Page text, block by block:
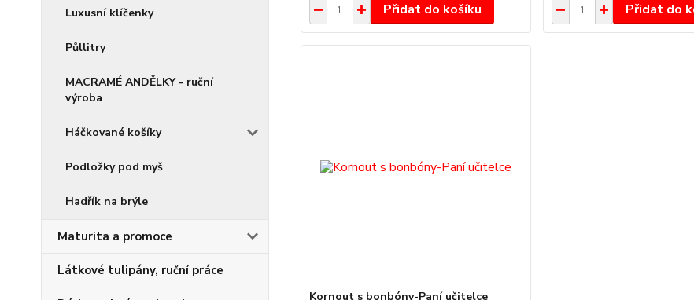
Luxusní klíčenky
Půllitry
MACRAMÉ ANDĚLKY - ruční
výroba
Háčkované košíky
Podložky pod myš
Hadřík na brýle
Maturita a promoce
Látkové tulipány, ruční práce
Přidat do košíku Přidat do
Kornout s bonbóny-Paní učitelce